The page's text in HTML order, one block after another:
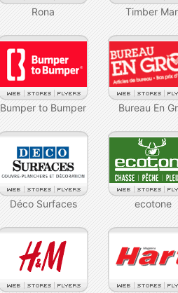
Rona Timber
Bumper to Bumper Bureau En
Déco Surfaces ecotone